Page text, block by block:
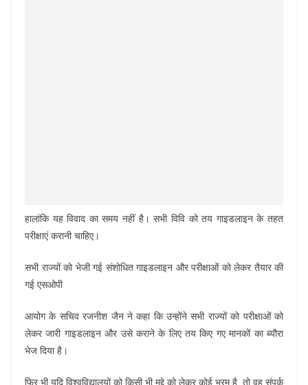
हालांकि यह विवाद का समय नहीं है। सभी विवि को तय गाइडलाइन के तहत
परीक्षाएं करानी चाहिए।
सभी राज्यों को भेजी गई संशोधित गाइडलाइन और परीक्षाओं को लेकर तैयार की
गई एसओपी
आयोग के सचिव रजनीश जैन ने कहा कि उन्होंने सभी राज्यों को परीक्षाओं को
लेकर जारी गाइडलाइन और उसे कराने के लिए तय किए गए मानकों का ब्यौरा
भेज दिया है।
फिर भी यदि विश्वविद्यालयों को किसी भी मुद्दे को लेकर कोई भ्रम है, तो वह संपर्क